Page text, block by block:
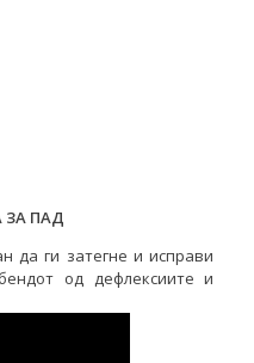
ПАД
да ги затегне и исправи
од дефлексиите и